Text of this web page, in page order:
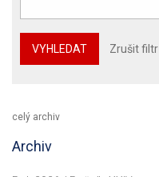
VYHLEDAT Zrušit filtr
celý archiv
Archiv